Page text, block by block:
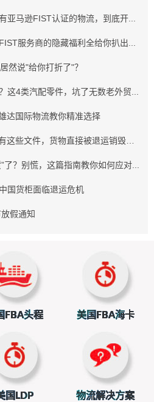
国际物流吗？
料在化工类占比比较多，一般药
品特色服务类型，不属于普货，
目前雄达国际物流有限公司针对
物流公司可以走吗？
务的国际物流公司 可以走的，但
人员都是可以的，针对这类产品
不接这种类型的业务，雄达国际
家的 亚马逊头程为主。
亚马逊FIST认证的物流，到底开...
服务商的隐藏福利全给你扒出...
然说"给你打折了"？
这4类汽配零件，坑了无数老外贸...
达国际物流教你精准选择
紧急提醒！做FBA海运没有这些文件，货物直接被退运销毁！...
了？别慌，这篇指南教你如何应对...
国货柜面临退运危机
假通知
FBA头程 美国FBA海卡
国LDP 物流解决方案